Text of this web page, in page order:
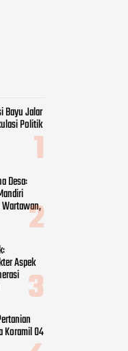
Bayu Jalar
Politik
Desa:
Aspek
Koramil 04